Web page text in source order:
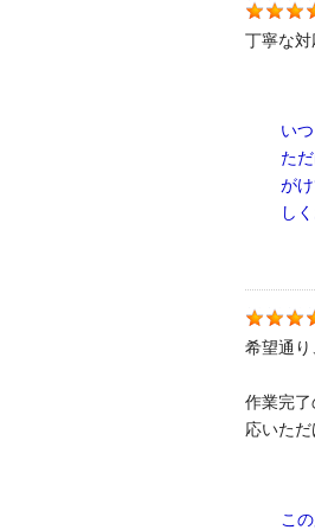
丁寧な
い
た
が
し
希望通り
作業完
応いただ
こ